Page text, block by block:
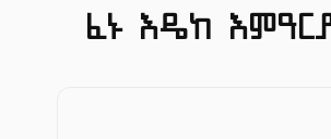
ፈኑ እዴከ